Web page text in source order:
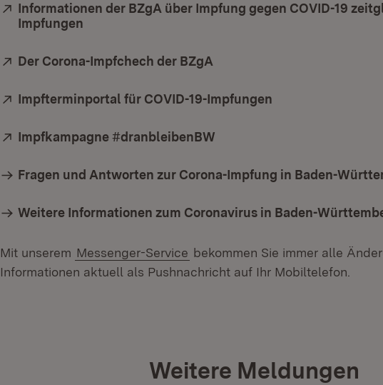
Extern:
Informationen der BZgA über Impfung gegen COVID-19
Impfungen
Extern:
Der Corona-Impfchech der BZgA
Extern:
Impfterminportal für COVID-19-Impfungen
Extern:
Impfkampagne #dranbleibenBW
Fragen und Antworten zur Corona-Impfung in Baden-
Weitere Informationen zum Coronavirus in Baden-
Mit unserem Messenger-Service bekommen Sie immer alle
Informationen aktuell als Pushnachricht auf Ihr Mobiltelefon.
Weitere Meldungen